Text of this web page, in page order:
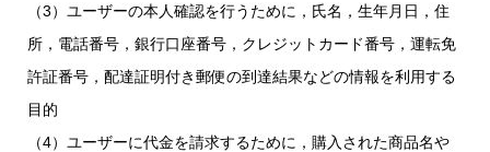
（3）ユーザーの本人確認を行うために，氏名，生年月日，住
所，電話番号，銀行口座番号，クレジットカード番号，運転免
許証番号，配達証明付き郵便の到達結果などの情報を利用する
目的
（4）ユーザーに代金を請求するために，購入された商品名や